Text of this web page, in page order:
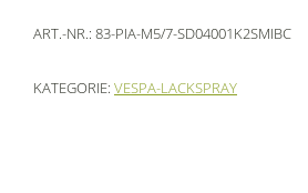
ART.-NR.: 83-PIA-M5/7-SD04001K2SMIBC
KATEGORIE: VESPA-LACKSPRAY